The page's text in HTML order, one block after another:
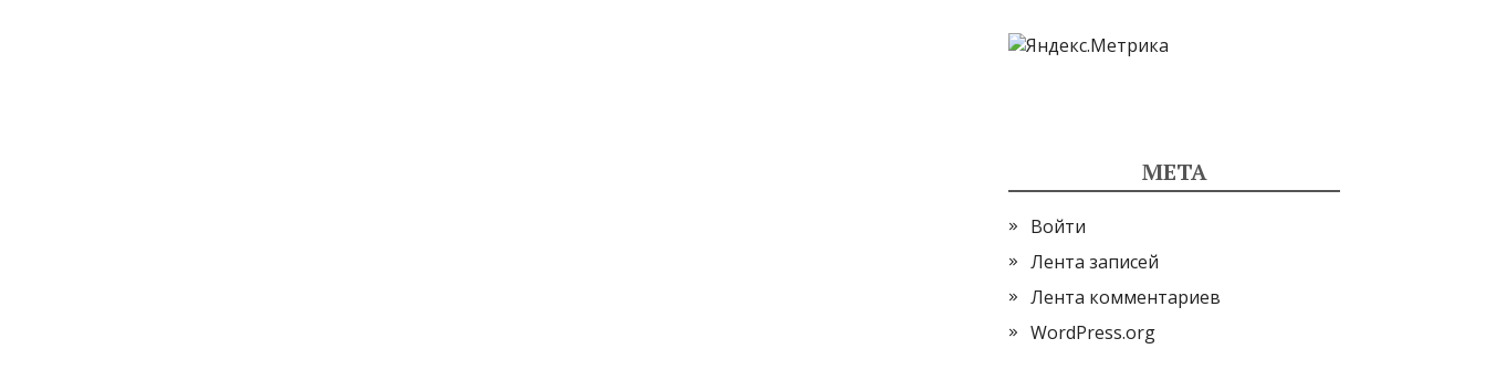
МЕТА
Войти
Лента записей
Лента комментариев
WordPress.org